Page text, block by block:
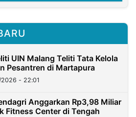
UIN Malang Teliti Tata Kelola
Pesantren di Martapura
- 22:01
Anggarkan Rp3,98 Miliar
Fitness Center di Tengah